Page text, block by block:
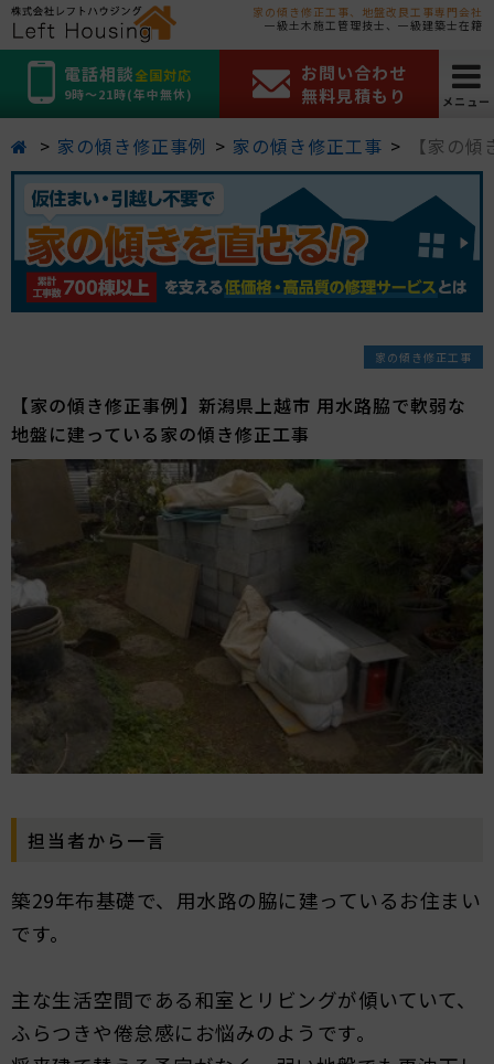
家の傾き修正工事、地盤改良工事専門会社
一級土木施工管理技士、一級建築士在籍
電話相談全国対応
9時～21時(年中無休)
お問い合わせ
無料見積もり
メニュー
家の傾き修正事例 家の傾き修正工事 【家の
家の傾き修正工事
【家の傾き修正事例】新潟県上越市 用水路脇で軟弱な
地盤に建っている家の傾き修正工事
担当者から一言
築29年布基礎で、用水路の脇に建っているお住まい
です。
主な生活空間である和室とリビングが傾いていて、
ふらつきや倦怠感にお悩みのようです。